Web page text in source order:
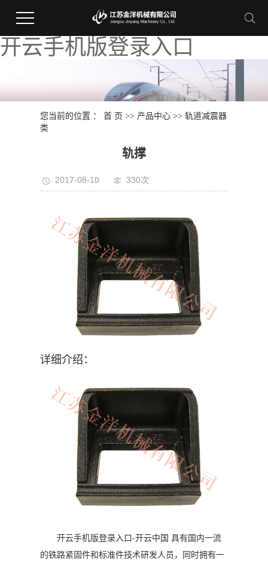
开云手机版登录入口
您当前的位置 ：首 页 >> 产品中心 >>轨道减震器
类
轨撑
2017-08-10 330次
详细介绍：
开云手机版登录入口-开云中国 具有国内一流
的铁路紧固件和标准件技术研发人员，同时拥有一